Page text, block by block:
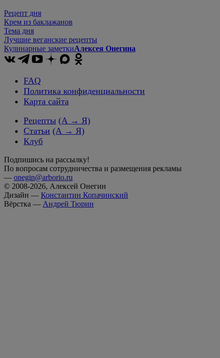
Рецепт дня
Крем из баклажанов
Тема дня
Лучшие веганские рецепты
Кулинарные заметкиАлексея Онегина
FAQ
Политика конфиденциальности
Карта сайта
Рецепты (А → Я)
Статьи (А → Я)
Клуб
Подпишись на рассылку!
По вопросам сотрудничества и размещения рекламы
— onegin@arborio.ru
© 2008-2026, Алексей Онегин
Дизайн — Константин Копачинский
Вёрстка — Андрей Тюрин